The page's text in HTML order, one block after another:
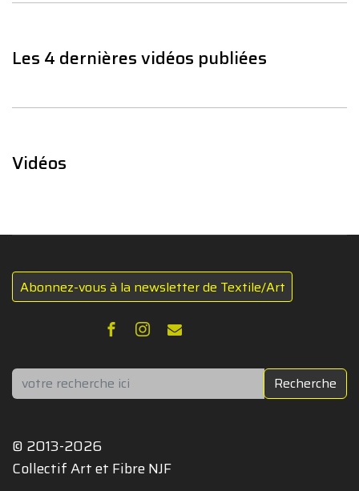
Les 4 dernières vidéos publiées
Vidéos
Abonnez-vous à la newsletter de Textile/Art
Rechercher Recherche
© 2013-2026
Collectif Art et Fibre NJF